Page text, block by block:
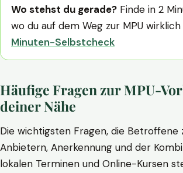
Wo stehst du gerade? Finde in 2
wo du auf dem Weg zur MPU
Minuten-Selbstcheck
Häufige Fragen zur MPU-
deiner Nähe
Die wichtigsten Fragen, die Betroffene
Anbietern, Anerkennung und der
lokalen Terminen und Online-Kursen